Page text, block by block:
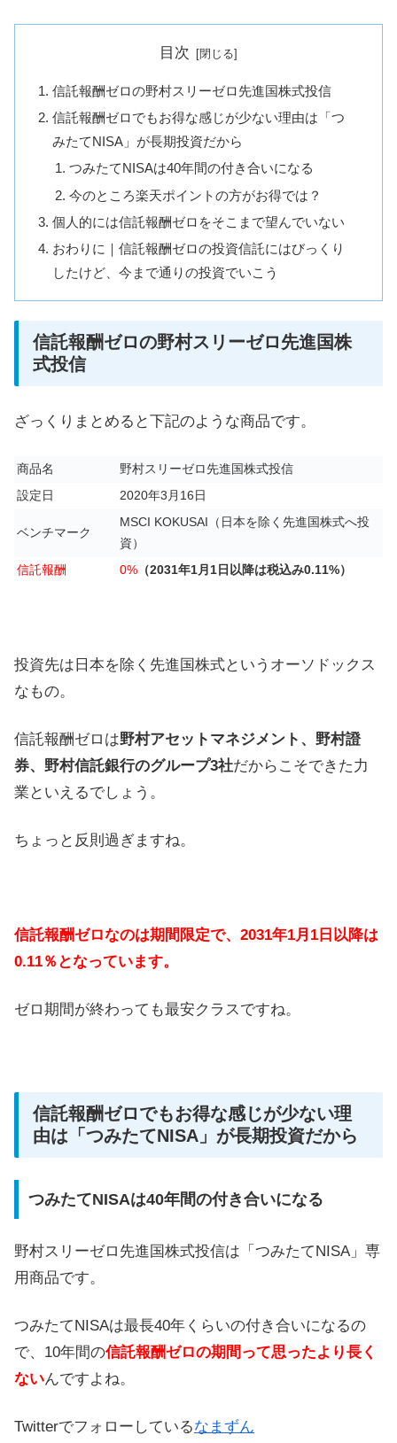
目次
信託報酬ゼロの野村スリーゼロ先進国株式投信
信託報酬ゼロでもお得な感じが少ない理由は「つ
みたてNISA」が長期投資だから
つみたてNISAは40年間の付き合いになる
今のところ楽天ポイントの方がお得では？
個人的には信託報酬ゼロをそこまで望んでいない
おわりに｜信託報酬ゼロの投資信託にはびっくり
したけど、今まで通りの投資でいこう
信託報酬ゼロの野村スリーゼロ先進国株
式投信
ざっくりまとめると下記のような商品です。
商品名
野村スリーゼロ先進国株式投信
設定日
2020年3月16日
ベンチマーク
MSCI KOKUSAI（日本を除く先進国株式へ投
資）
信託報酬
0% （2031年1月1日以降は税込み0.11%）
投資先は日本を除く先進国株式というオーソドックス
なもの。
信託報酬ゼロは野村アセットマネジメント、野村證
券、野村信託銀行のグループ3社だからこそできた力
業といえるでしょう。
ちょっと反則過ぎますね。
信託報酬ゼロなのは期間限定で、2031年1月1日以降は
0.11％となっています。
ゼロ期間が終わっても最安クラスですね。
信託報酬ゼロでもお得な感じが少ない理
由は「つみたてNISA」が長期投資だから
つみたてNISAは40年間の付き合いになる
野村スリーゼロ先進国株式投信は「つみたてNISA」専
用商品です。
つみたてNISAは最長40年くらいの付き合いになるの
で、10年間の信託報酬ゼロの期間って思ったより長く
ないんですよね。
Twitterでフォローしているなまずん